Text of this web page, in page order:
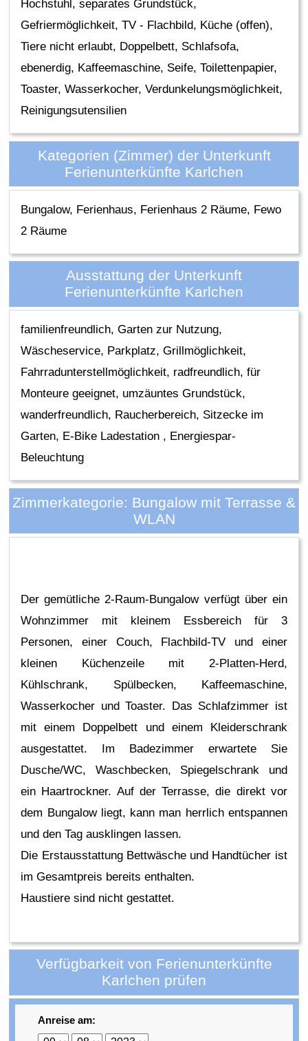
Hochstuhl, separates Grundstück,
Gefriermöglichkeit, TV - Flachbild, Küche (offen),
Tiere nicht erlaubt, Doppelbett, Schlafsofa,
ebenerdig, Kaffeemaschine, Seife, Toilettenpapier,
Toaster, Wasserkocher, Verdunkelungsmöglichkeit,
Reinigungsutensilien
Kategorien (Zimmer) der Unterkunft
Ferienunterkünfte Karlchen
Bungalow, Ferienhaus, Ferienhaus 2 Räume, Fewo
2 Räume
Ausstattung der Unterkunft
Ferienunterkünfte Karlchen
familienfreundlich, Garten zur Nutzung,
Wäscheservice, Parkplatz, Grillmöglichkeit,
Fahrradunterstellmöglichkeit, radfreundlich, für
Monteure geeignet, umzäuntes Grundstück,
wanderfreundlich, Raucherbereich, Sitzecke im
Garten, E-Bike Ladestation , Energiespar-
Beleuchtung
Zimmerkategorie: Bungalow mit Terrasse &
WLAN
Der gemütliche 2-Raum-Bungalow verfügt über ein
Wohnzimmer mit kleinem Essbereich für 3
Personen, einer Couch, Flachbild-TV und einer
kleinen Küchenzeile mit 2-Platten-Herd,
Kühlschrank, Spülbecken, Kaffeemaschine,
Wasserkocher und Toaster. Das Schlafzimmer ist
mit einem Doppelbett und einem Kleiderschrank
ausgestattet. Im Badezimmer erwartete Sie
Dusche/WC, Waschbecken, Spiegelschrank und
ein Haartrockner. Auf der Terrasse, die direkt vor
dem Bungalow liegt, kann man herrlich entspannen
und den Tag ausklingen lassen.
Die Erstausstattung Bettwäsche und Handtücher ist
im Gesamtpreis bereits enthalten.
Haustiere sind nicht gestattet.
Verfügbarkeit von Ferienunterkünfte
Karlchen prüfen
Anreise am: